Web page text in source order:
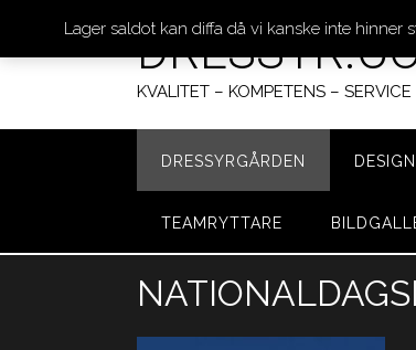
Hoppa
KVALITET – KOMPETENS – SERVICE
DRESSYRGÅRDEN
TEAMRYTTARE
Lager saldot kan diffa då vi kanske inte